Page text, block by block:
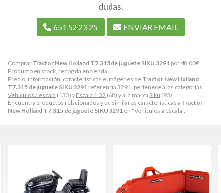
Comprar Tractor New Holland T7.315 de juguete SIKU 3291 por48,00€
Producto en stock, recogida en tienda.
Precio, información, características e imágenes de Tractor New Holland
T7.315 de juguete SIKU 3291 referencia 3291, pertenece a las categorías
Vehiculos a escala (133) y Escala 1:32 (68) y a la marca Siku (93).
Encuentra productos relacionados y de similares características a Tractor
New Holland T7.315 de juguete SIKU 3291 en "Vehiculos a escala".
dudas.
651 52 23 25 ENVIAR EMAIL